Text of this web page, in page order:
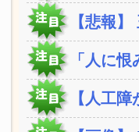
【悲報
「人に
【人工